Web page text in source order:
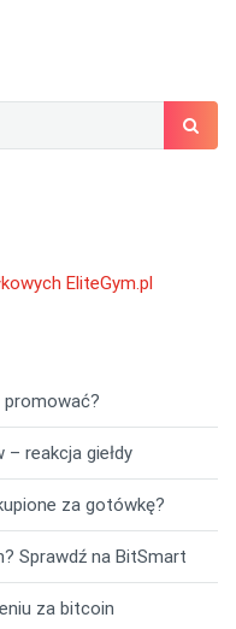
EliteGym.pl
promować?
reakcja giełdy
za gotówkę?
Sprawdź na BitSmart
za bitcoin